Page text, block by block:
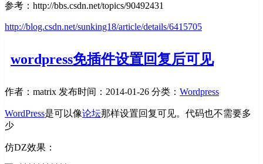
参考：http://bbs.csdn.net/topics/90492431
http://blog.csdn.net/sunking18/article/details/6415705
wordpress免插件设置回复后可见
作者：matrix 发布时间：2014-01-26 分类： Wordpress
WordPress是可以像论坛那样设置回复可见。代码也不需要多
少
仿DZ效果：